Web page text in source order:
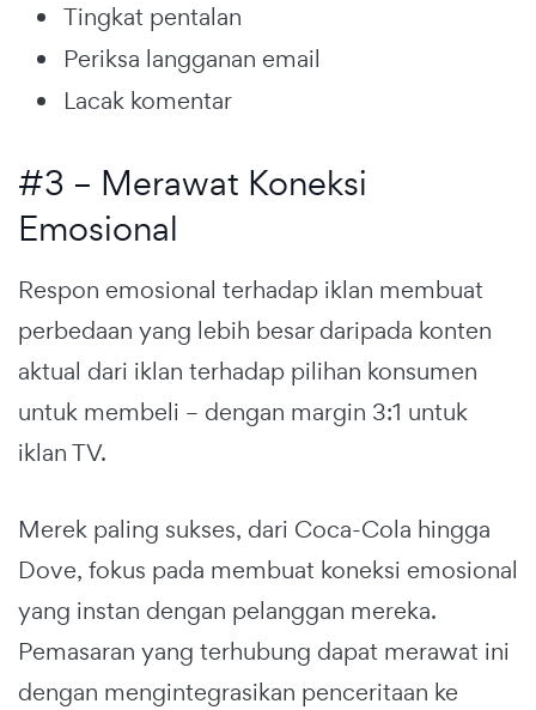
Tingkat pentalan
Periksa langganan email
Lacak komentar
#3 – Merawat Koneksi
Emosional
Respon emosional terhadap iklan membuat
perbedaan yang lebih besar daripada konten
aktual dari iklan terhadap pilihan konsumen
untuk membeli – dengan margin 3:1 untuk
iklan TV.
Merek paling sukses, dari Coca-Cola hingga
Dove, fokus pada membuat koneksi emosional
yang instan dengan pelanggan mereka.
Pemasaran yang terhubung dapat merawat ini
dengan mengintegrasikan penceritaan ke